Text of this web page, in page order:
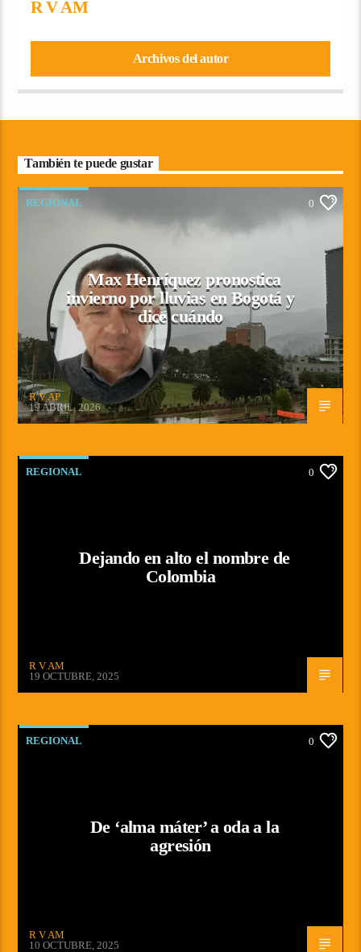
R V AM
Archivos del autor
También te puede gustar
REGIONAL 0
Max Henríquez pronostica
invierno por lluvias en Bogotá y
dice cuándo
R V AP
19 ABRIL, 2026
REGIONAL 0
Dejando en alto el nombre de
Colombia
R V AM
19 OCTUBRE, 2025
REGIONAL 0
De ‘alma máter’ a oda a la
agresión
R V AM
10 OCTUBRE, 2025